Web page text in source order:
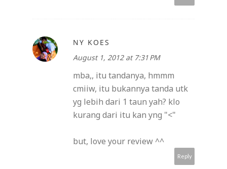
NY KOES
August 1, 2012 at 7:31 PM
mba,, itu tandanya, hmmm
cmiiw, itu bukannya tanda utk
yg lebih dari 1 taun yah? klo
kurang dari itu kan yng "<"
but, love your review ^^
Reply